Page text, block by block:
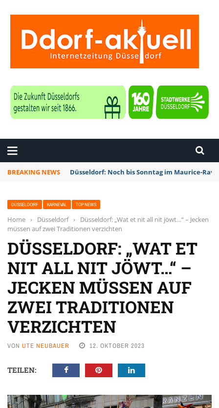
BREAKING NEWS Düsseldorf: Noch bis Sonntag im Maurice-
DÜSSELDORF KARNEVAL TOP NEWS
Home › Düsseldorf ›
Düsseldorf: „Wat et nit all nit jöwt…“ – Jecken
müssen auf zwei Traditionen verzichten
DÜSSELDORF: „WAT ET
NIT ALL NIT JÖWT…“ –
JECKEN MÜSSEN AUF
ZWEI TRADITIONEN
VERZICHTEN
VON UTE NEUBAUER 12. OKTOBER 2023
TEILEN: